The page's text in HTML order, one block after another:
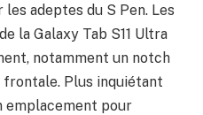
adeptes du S Pen. Les
la Galaxy Tab S11 Ultra
notamment un notch
Plus inquiétant
emplacement pour